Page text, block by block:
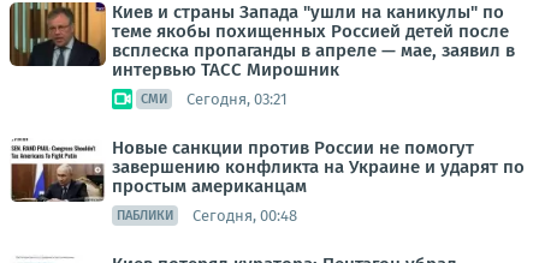
Киев и страны Запада "ушли на каникулы" по
теме якобы похищенных Россией детей после
всплеска пропаганды в апреле — мае, заявил в
интервью ТАСС Мирошник
СМИ Сегодня, 03:21
Новые санкции против России не помогут
завершению конфликта на Украине и ударят по
простым американцам
ПАБЛИКИ Сегодня, 00:48